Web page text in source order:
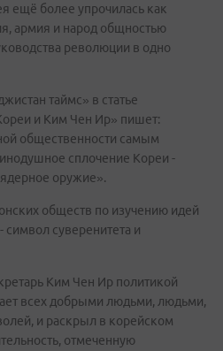
ещё более упрочилась как
армия и народ общностью
революции в одно
таймс» в статье
и Ким Чен Ир» пишет:
общественности самым
сплочение Кореи -
оружие».
обществ по изучению идей
символ суверенитета и
Ким Чен Ир политикой
всех добрыми людьми, людьми,
и раскрыл в корейском
отмеченную